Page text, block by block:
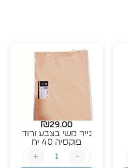
₪29.00
נייר משי בצבע ורוד
פוקסיה 40 יח
-
+